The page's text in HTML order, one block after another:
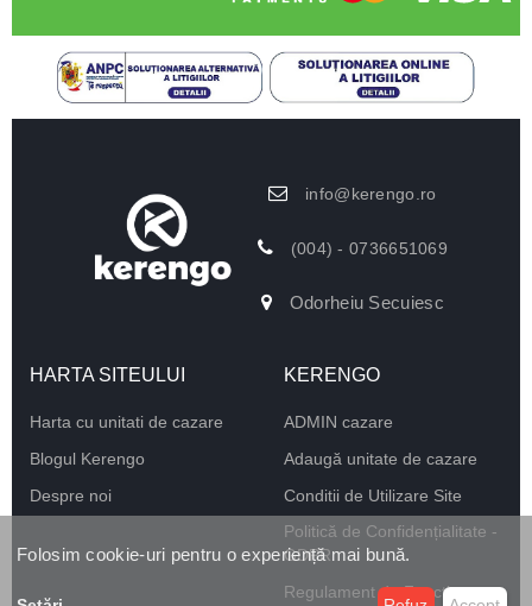
info@kerengo.ro
(004) - 0736651069
Odorheiu Secuiesc
HARTA SITEULUI
Harta cu unitati de cazare
Blogul Kerengo
Despre noi
KERENGO
ADMIN cazare
Adaugă unitate de cazare
Conditii de Utilizare Site
Politică de Confidențialitate -
GDPR
Regulament de Funcționare
Folosim cookie-uri pentru o experiență mai bună.